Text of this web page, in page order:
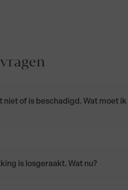
niet of is beschadigd. Wat moet ik
is losgeraakt. Wat nu?